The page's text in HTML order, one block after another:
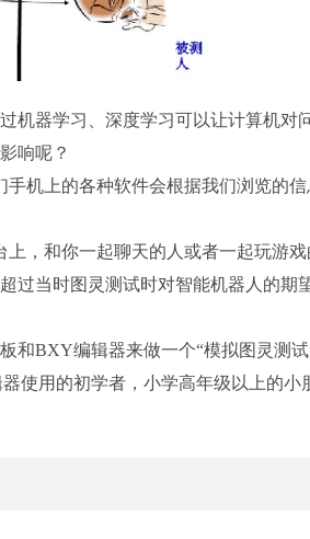
机器学习、深度学习可以让计算机对
响呢？
手机上的各种软件会根据我们浏览的
，和你一起聊天的人或者一起玩游戏
过当时图灵测试时对智能机器人的期
和BXY编辑器来做一个“模拟图灵测试
使用的初学者，小学高年级以上的小